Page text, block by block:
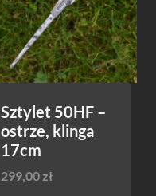
Sztylet 50HF –
ostrze, klinga
17cm
299,00 zł